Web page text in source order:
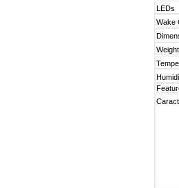
LEDs
Wake
Weight